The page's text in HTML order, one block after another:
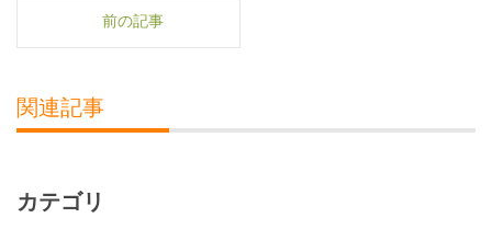
前の記事
関連記事
カテゴリ